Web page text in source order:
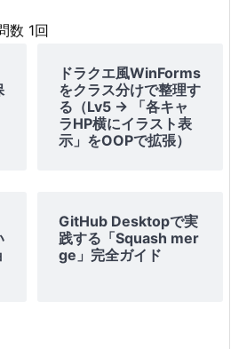
数 1回
ドラクエ風WinForms
をクラス分けで整理す
る（Lv5 → 「各キャ
ラHP横にイラスト表
示」をOOPで拡張）
GitHub Desktopで実
践する「Squash mer
ge」完全ガイド